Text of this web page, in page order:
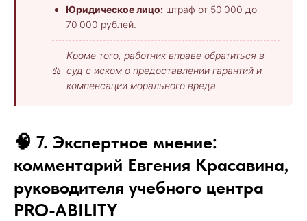
Юридическое лицо: штраф от 50 000 до
70 000 рублей.
⚖️
Кроме того, работник вправе обратиться в
суд с иском о предоставлении гарантий и
компенсации морального вреда.
🧠 7. Экспертное мнение:
комментарий Евгения Красавина,
руководителя учебного центра
PRO-ABILITY